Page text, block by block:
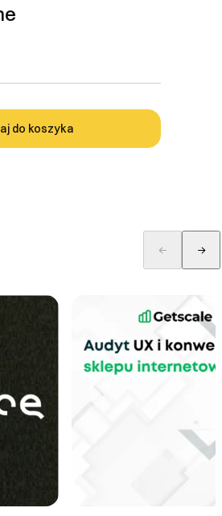
do koszyka